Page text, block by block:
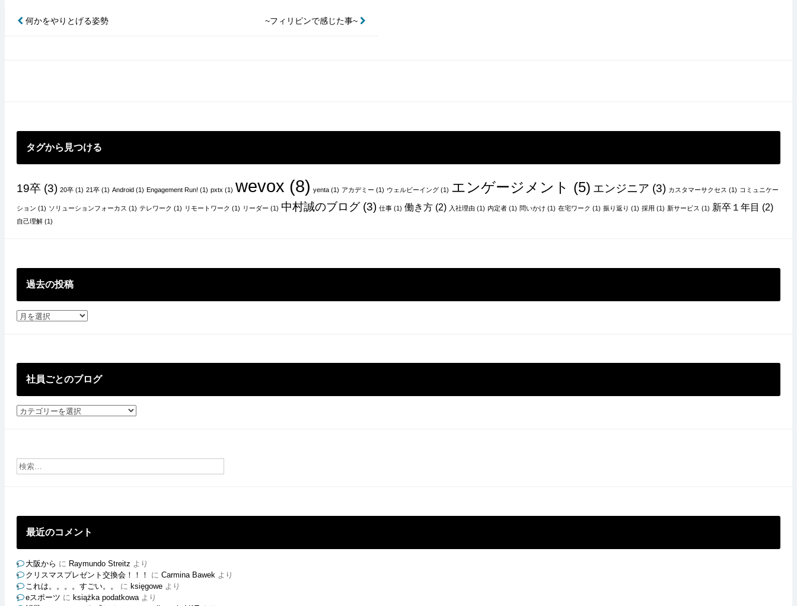
投
シ
ョ
何かをやりとげる姿勢 ~フィリピンで感じた事~
タグから見つける
19卒(3) 20卒(1) 21卒(1) Android(1) Engagement Run! (1) pxtx (1) wevox (8) yenta(1) アカデミー (1) ウェルビーイング(1) エンゲージメント (5) エンジニア (3) カスタマーサクセス (1) コミュニケー
ション (1) ソリューションフォーカス (1) テレワーク (1) リモートワーク (1) リーダー (1) 中村誠のブログ(3) 仕事(1) 働き方(2) 入社理由 (1) 内定者(1) 問いかけ (1) 在宅ワーク (1) 振り返り (1) 採用 (1) 新サービス (1) 新卒１年目 (2)
自己理解(1)
過去の投稿
過
社員ごとのブログ
社
ブ
最近のコメント
大阪から に Raymundo Streitz より
クリスマスプレゼント交換会！！！
に Carmina Bawekより
これは。。。。すごい。。
に księgoweより
eスポーツ に książka podatkowaより